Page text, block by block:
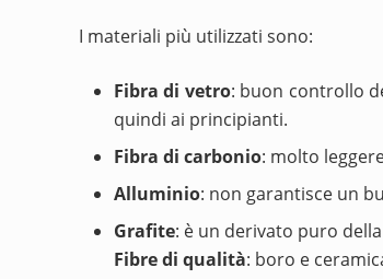
I materiali più utilizzati sono:
Fibra di vetro: buon controllo
quindi ai principianti.
Fibra di carbonio: molto
Alluminio: non garantisce un
Grafite: è un derivato puro
Fibre di qualità: boro e